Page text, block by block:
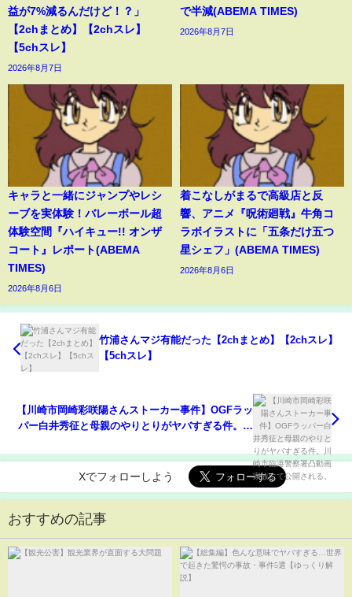
益が7%減るんだけど！？」
【2chまとめ】【2chスレ】
【5chスレ】
2026年8月7日
で半減(ABEMA TIMES)
2026年8月7日
キャラと一緒にジャンプやレシ
ーブを実体験！バレーボール超
体験空間『ハイキュー!! オンザ
コート』レポート(ABEMA
TIMES)
2026年8月6日
着こなしがまるで高級店と反
響、アニメ『呪術廻戦』牛角コ
ラボイラストに「五条だけ五つ
星シェフ」(ABEMA TIMES)
2026年8月6日
竹浦さんマジ有能だった【2chまとめ】【2chスレ】
【5chスレ】
【川崎市岡崎彩咲陽さんストーカー事件】OGFラッ
パー白井秀征と母親のやりとりがヤバすぎる件。川
Xでフォローしよう
おすすめの記事